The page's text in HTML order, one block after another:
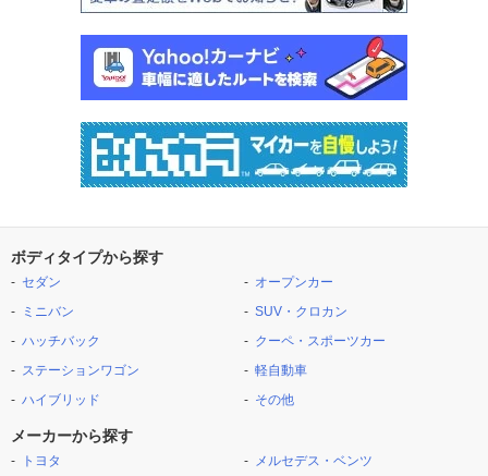
ボディタイプから探す
セダン
ミニバン
ハッチバック
ステーションワゴン
ハイブリッド
オープンカー
SUV・クロカン
クーペ・スポーツカー
軽自動車
その他
メーカーから探す
トヨタ
メルセデス・ベンツ